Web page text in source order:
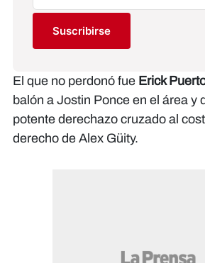
Suscribirse
El que no perdonó fue Erick
balón a Jostin Ponce en el área y
potente derechazo cruzado al
derecho de Alex Güity.